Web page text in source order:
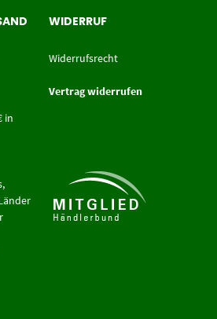
in
WIDERRUF
Widerrufsrecht
Vertrag widerrufen